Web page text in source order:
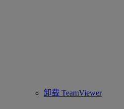
卸载 TeamViewer